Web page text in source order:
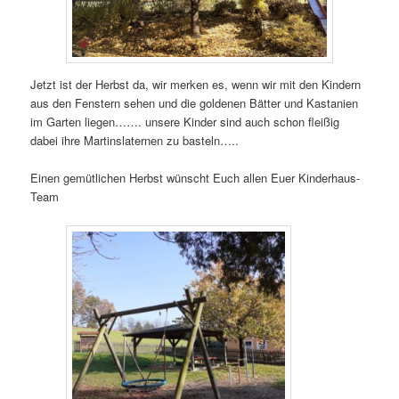
Jetzt ist der Herbst da, wir merken es, wenn wir mit den Kindern
aus den Fenstern sehen und die goldenen Bätter und Kastanien
im Garten liegen……. unsere Kinder sind auch schon fleißig
dabei ihre Martinslaternen zu basteln…..
Einen gemütlichen Herbst wünscht Euch allen Euer Kinderhaus-
Team